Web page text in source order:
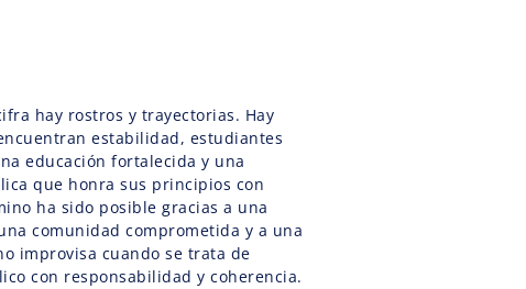
hay rostros y trayectorias. Hay
estabilidad, estudiantes
educación fortalecida y una
que honra sus principios con
ha sido posible gracias a una
comunidad comprometida y a una
improvisa cuando se trata de
con responsabilidad y coherencia.